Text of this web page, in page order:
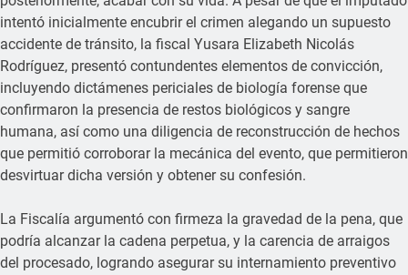
intentó inicialmente encubrir el crimen alegando un supuesto
accidente de tránsito, la fiscal Yusara Elizabeth Nicolás
Rodríguez, presentó contundentes elementos de convicción,
incluyendo dictámenes periciales de biología forense que
confirmaron la presencia de restos biológicos y sangre
humana, así como una diligencia de reconstrucción de hechos
que permitió corroborar la mecánica del evento, que permitieron
desvirtuar dicha versión y obtener su confesión.
La Fiscalía argumentó con firmeza la gravedad de la pena, que
podría alcanzar la cadena perpetua, y la carencia de arraigos
del procesado, logrando asegurar su internamiento preventivo